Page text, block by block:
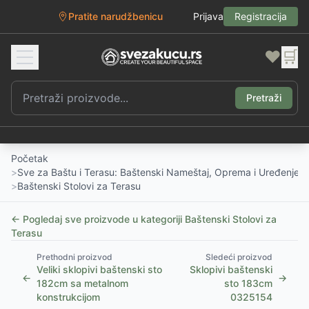
Pratite narudžbenicu Prijava Registracija
❤️ 🛒
Pretraži
Početak
>Sve za Baštu i Terasu: Baštenski Nameštaj, Oprema i Uređenje
>Baštenski Stolovi za Terasu
← Pogledaj sve proizvode u kategoriji Baštenski Stolovi za
Terasu
←
Prethodni proizvod
Veliki sklopivi baštenski sto
182cm sa metalnom
konstrukcijom
Sledeći proizvod
Sklopivi baštenski
sto 183cm
0325154
→